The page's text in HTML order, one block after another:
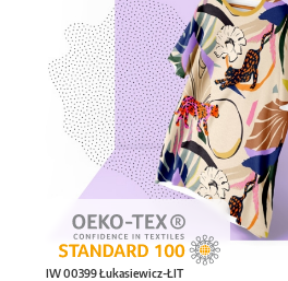
IW 00399 Łukasiewicz-ŁIT